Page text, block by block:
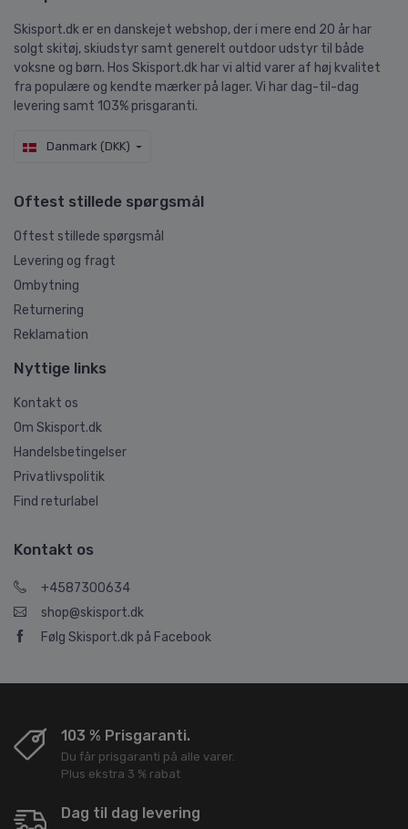
Skisport.dk er en danskejet webshop, der i mere end 20 år har
solgt skitøj, skiudstyr samt generelt outdoor udstyr til både
voksne og børn. Hos Skisport.dk har vi altid varer af høj kvalitet
fra populære og kendte mærker på lager. Vi har dag-til-dag
levering samt 103% prisgaranti.
Danmark (DKK)
Oftest stillede spørgsmål
Oftest stillede spørgsmål
Levering og fragt
Ombytning
Returnering
Reklamation
Nyttige links
Kontakt os
Om Skisport.dk
Handelsbetingelser
Privatlivspolitik
Find returlabel
Kontakt os
+4587300634
shop@skisport.dk
Følg Skisport.dk på Facebook
103 % Prisgaranti.
Du får prisgaranti på alle varer.
Plus ekstra 3 % rabat
Dag til dag levering